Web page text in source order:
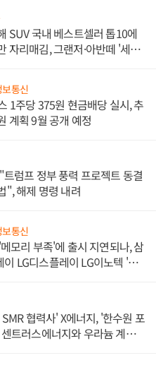
SUV 국내 베스트셀러 톱10에
자리매김, 그랜저·아반떼 '세단
보통신
1주당 375원 현금배당 실시, 추
계획 9월 공개 예정
럼프 정부 풍력 프로젝트 동결
", 해제 명령 내려
보통신
모리 부족'에 출시 지연되나, 삼
LG디스플레이 LG이노텍 '탈
협력사' X에너지, '한수원 포
트러스에너지와 우라늄 계약